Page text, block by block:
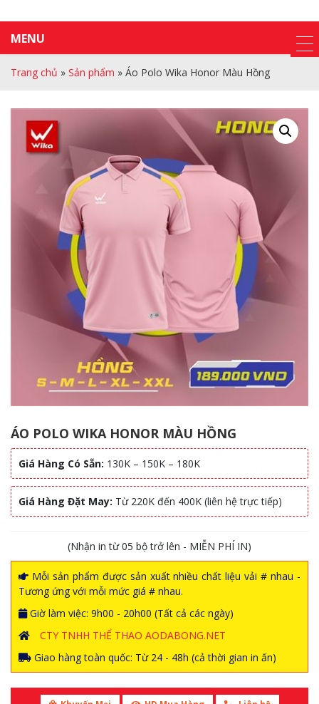
MENU
Trang chủ » Sản phẩm » Áo Polo Wika Honor Màu Hồng
ÁO POLO WIKA HONOR MÀU HỒNG
Giá Hàng Có Sẵn: 130K – 150K – 180K
Giá Hàng Đặt May: Từ 220K đến 400K (liên hệ trực tiếp)
(Nhận in từ 05 bộ trở lên - MIỄN PHÍ IN)
Mỗi sản phẩm được sản xuất nhiều chất liệu vải # nhau -
Tương ứng với mỗi mức giá # nhau.
Giờ làm việc: 9h00 - 20h00 (Tất cả các ngày)
CTY TNHH THỂ THAO AODABONG.NET
Giao hàng toàn quốc: Từ 24 - 48h (cả thời gian in ấn)